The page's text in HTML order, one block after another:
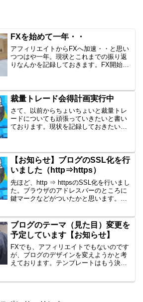
FXを始めて一年・・
アフィリエイトからFXへ加速・・と思い
つつはや一年。現状とこれまでの振り返
りなんかを記録しておきます。FX開始当
んでした。が、FXといえば、ギャンブル
⇒破産というイメー...
裁量トレード会得計画実行中
さて、以前からちょいちょいと裁量トレ
ードについても頑張っていきたいと書い
ております。現状を記録しておきたいと
ード技術がないし、チャー...
【お知らせ】ブログのSSL化を行
いました（http⇒https）
先ほど、http ⇒ httpsのSSL化を行いまし
た。ブラウザのアドレスバーのところに
鍵マークなどがついたかと思います。大
で、SSL化を行ってみました。なお、今
ま...
ブログのテーマ（見た目）変更を
予定しています【お知らせ】
FXでも、アフィリエイトでもないのです
が、ブログのデザインを変えようかと考
えております。テンプレートはもう決め